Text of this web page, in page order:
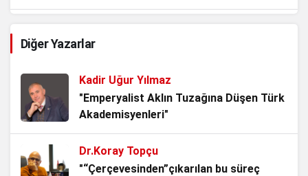
mücadele…Yersen
TBMM’nin Yok Hükmü
1 ay önce
AKP’li Başkan Tek Bir Demeci ile 6
Diğer Yazarlar
Kadir Uğur Yılmaz
"Emperyalist Aklın Tuzağına Düşen Türk
Akademisyenleri"
Dr.Koray Topçu
"“Çerçevesinden”çıkarılan bu süreç